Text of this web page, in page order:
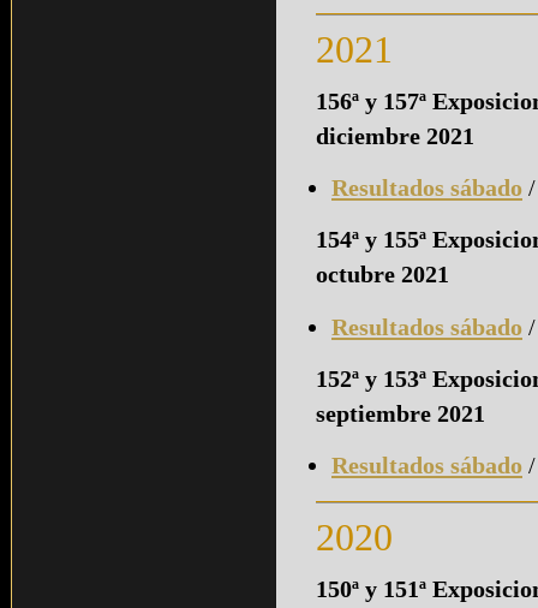
2021
156ª y 157ª
diciembre 2021
Resultados sábado
154ª y 155ª
octubre 2021
Resultados sábado
152ª y 153ª
septiembre 2021
Resultados sábado
2020
150ª y 151ª